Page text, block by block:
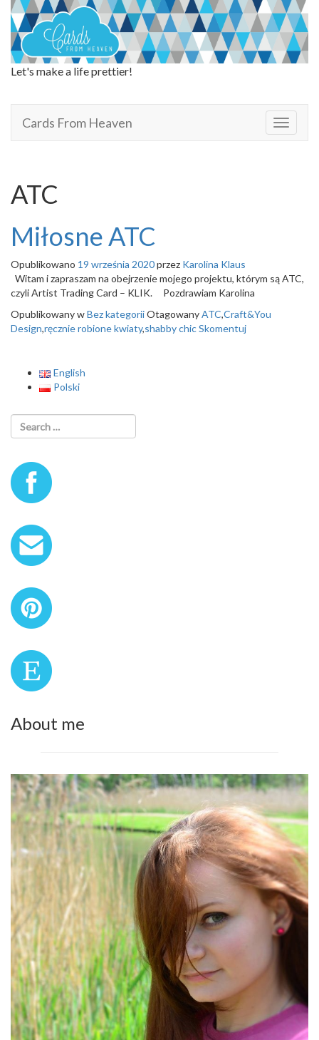
Let's make a life prettier!
T
o
a
Cards From Heaven
ATC
Miłosne ATC
Opublikowano 19 września 2020przez Karolina Klaus
Witam i zapraszam na obejrzenie mojego projektu, którym są ATC,
czyli Artist Trading Card – KLIK. Pozdrawiam Karolina
Opublikowany wBez kategoriiOtagowanyATC,Craft&You
Design,ręcznie robione kwiaty,shabby chicSkomentuj
English
Polski
About me